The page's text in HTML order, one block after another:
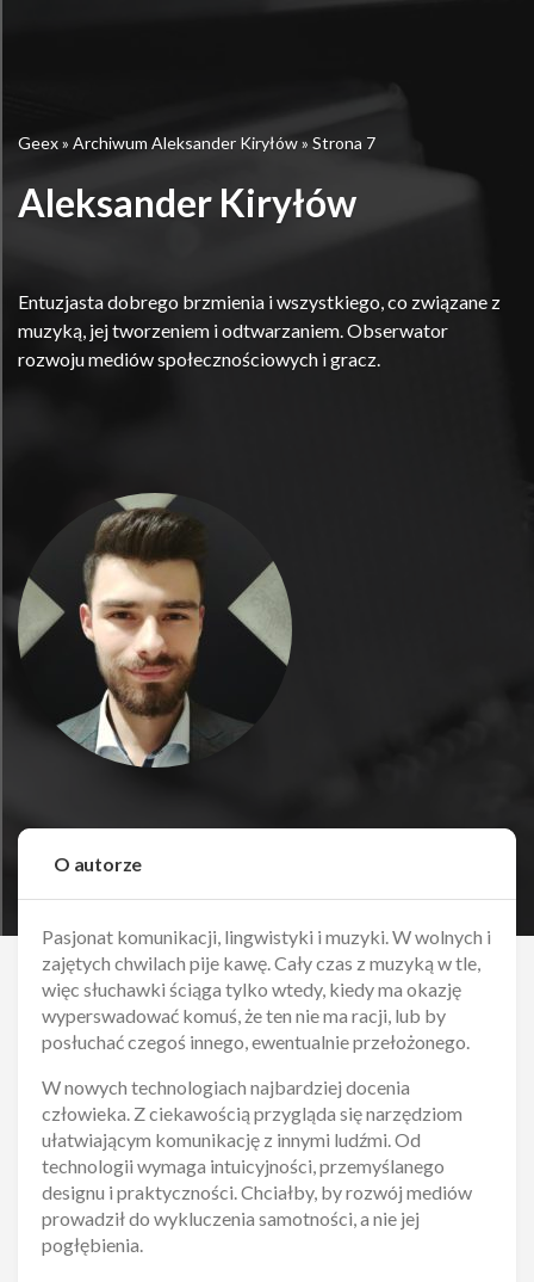
Geex» Archiwum Aleksander Kiryłów» Strona 7
Aleksander Kiryłów
Entuzjasta dobrego brzmienia i wszystkiego, co związane z
muzyką, jej tworzeniem i odtwarzaniem. Obserwator
rozwoju mediów społecznościowych i gracz.
O autorze
Pasjonat komunikacji, lingwistyki i muzyki. W wolnych i
zajętych chwilach pije kawę. Cały czas z muzyką w tle,
więc słuchawki ściąga tylko wtedy, kiedy ma okazję
wyperswadować komuś, że ten nie ma racji, lub by
posłuchać czegoś innego, ewentualnie przełożonego.
W nowych technologiach najbardziej docenia
człowieka. Z ciekawością przygląda się narzędziom
ułatwiającym komunikację z innymi ludźmi. Od
technologii wymaga intuicyjności, przemyślanego
designu i praktyczności. Chciałby, by rozwój mediów
prowadził do wykluczenia samotności, a nie jej
pogłębienia.